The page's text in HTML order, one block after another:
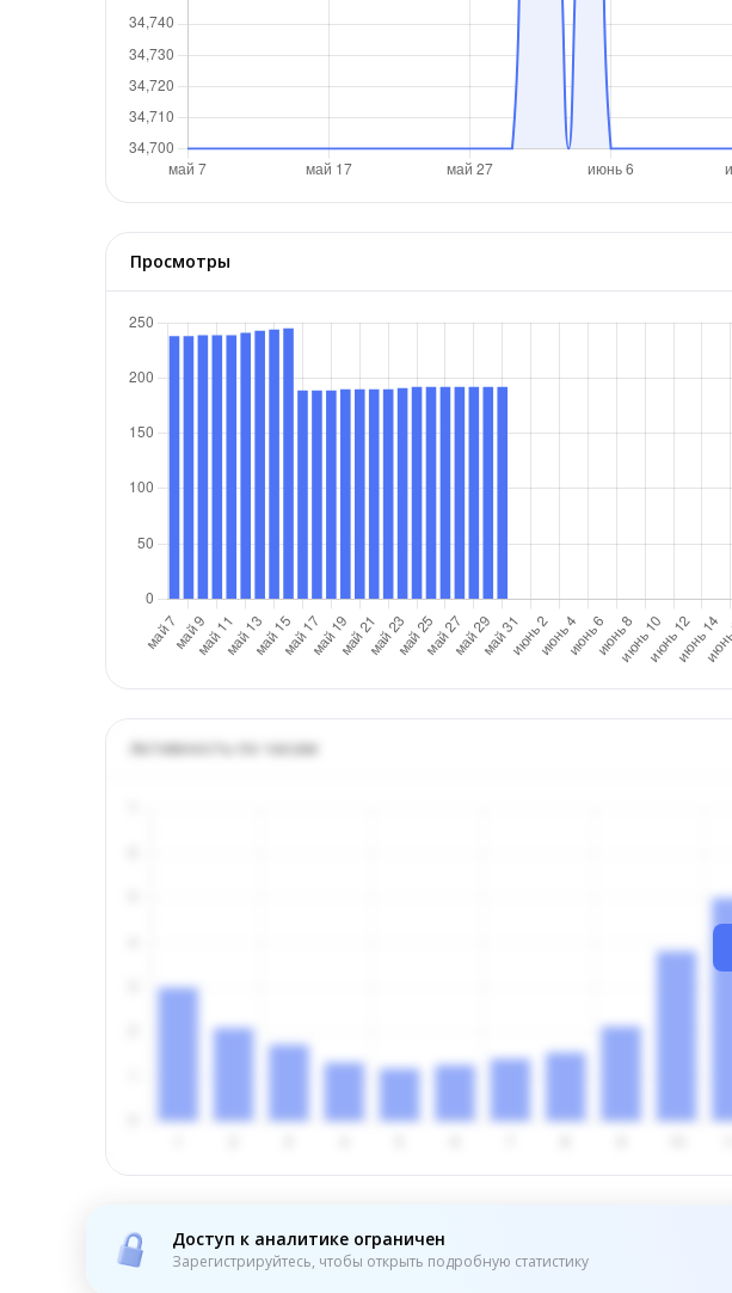
Просмотры
Активность по часам
Доступ к аналитике ограничен
Зарегистрируйтесь, чтобы открыть подробную статистику